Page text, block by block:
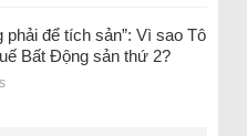
phải để tích sản”: Vì sao Tô
Bất Động sản thứ 2?